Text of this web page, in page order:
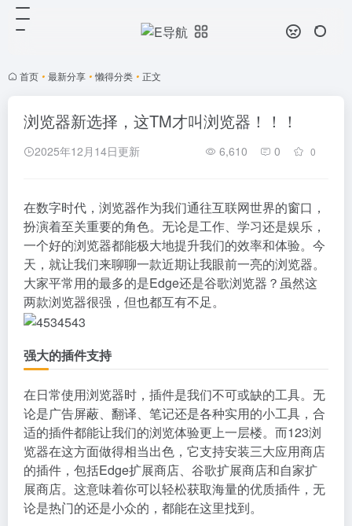
首页 • 最新分享 • 懒得分类 • 正文
浏览器新选择，这TM才叫浏览器！！！
2025年12月14日更新 6,610 0 0
在数字时代，浏览器作为我们通往互联网世界的窗口，
扮演着至关重要的角色。无论是工作、学习还是娱乐，
一个好的浏览器都能极大地提升我们的效率和体验。今
天，就让我们来聊聊一款近期让我眼前一亮的浏览器。
大家平常用的最多的是Edge还是谷歌浏览器？虽然这
两款浏览器很强，但也都互有不足。
强大的插件支持
在日常使用浏览器时，插件是我们不可或缺的工具。无
论是广告屏蔽、翻译、笔记还是各种实用的小工具，合
适的插件都能让我们的浏览体验更上一层楼。而123浏
览器在这方面做得相当出色，它支持安装三大应用商店
的插件，包括Edge扩展商店、谷歌扩展商店和自家扩
展商店。这意味着你可以轻松获取海量的优质插件，无
论是热门的还是小众的，都能在这里找到。